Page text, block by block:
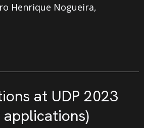
Henrique Nogueira,
at UDP 2023